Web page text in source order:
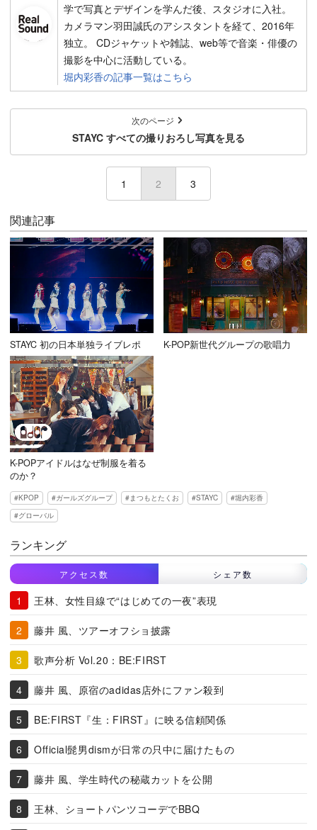
学で写真とデザインを学んだ後、スタジオに入社。
カメラマン羽田誠氏のアシスタントを経て、2016年
独立。 CDジャケットや雑誌、web等で音楽・俳優の
撮影を中心に活動している。
堀内彩香の記事一覧はこちら
次のページ
STAYC すべての撮りおろし写真を見る
1 2 (current)
3
関連記事
STAYC 初の日本単独ライブレポ K-POP新世代グループの歌唱力
K-POPアイドルはなぜ制服を着る
のか？
KPOP ガールズグループ まつもとたくお STAYC
堀内彩香
グローバル
ランキング
アクセス数 シェア数
王林、女性目線で“はじめての一夜”表現
藤井 風、ツアーオフショ披露
歌声分析 Vol.20：BE:FIRST
藤井 風、原宿のadidas店外にファン殺到
BE:FIRST『生：FIRST』に映る信頼関係
Official髭男dismが日常の只中に届けたもの
藤井 風、学生時代の秘蔵カットを公開
王林、ショートパンツコーデでBBQ